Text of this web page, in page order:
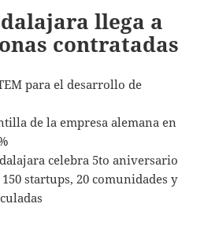
llega a
contratadas
para el desarrollo de
de la empresa alemana en
celebra 5to aniversario
startups, 20 comunidades y